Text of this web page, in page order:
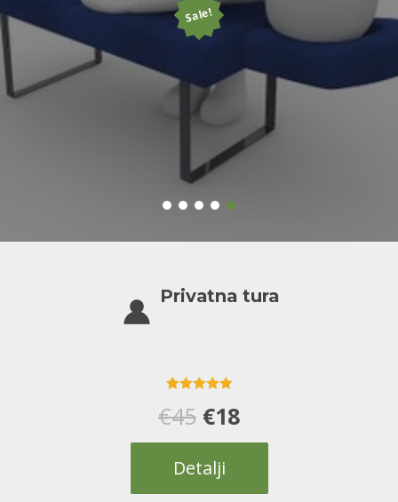
Sale!
Privatna tura
5.00од 5 на
основу
€45 Оригинална
цена
је
€18Тренутна
цена
је:
Detalji